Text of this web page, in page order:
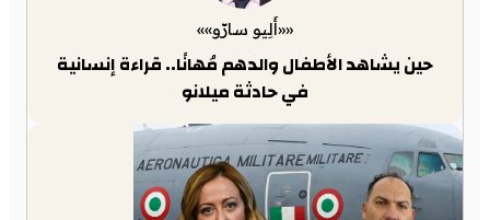
««أَلِيو سارّو»»
حين يشاهد الأطفال والدهم مُهانًا.. قراءة إنسانية
في حادثة ميلانو